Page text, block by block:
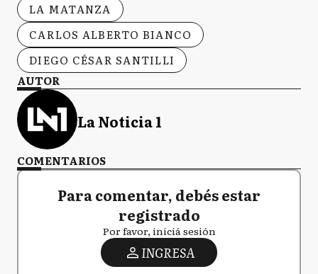
LA MATANZA
CARLOS ALBERTO BIANCO
DIEGO CÉSAR SANTILLI
AUTOR
La Noticia 1
COMENTARIOS
Para comentar, debés estar
registrado
Por favor, iniciá sesión
INGRESA